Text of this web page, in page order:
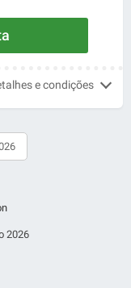
e condições
2026